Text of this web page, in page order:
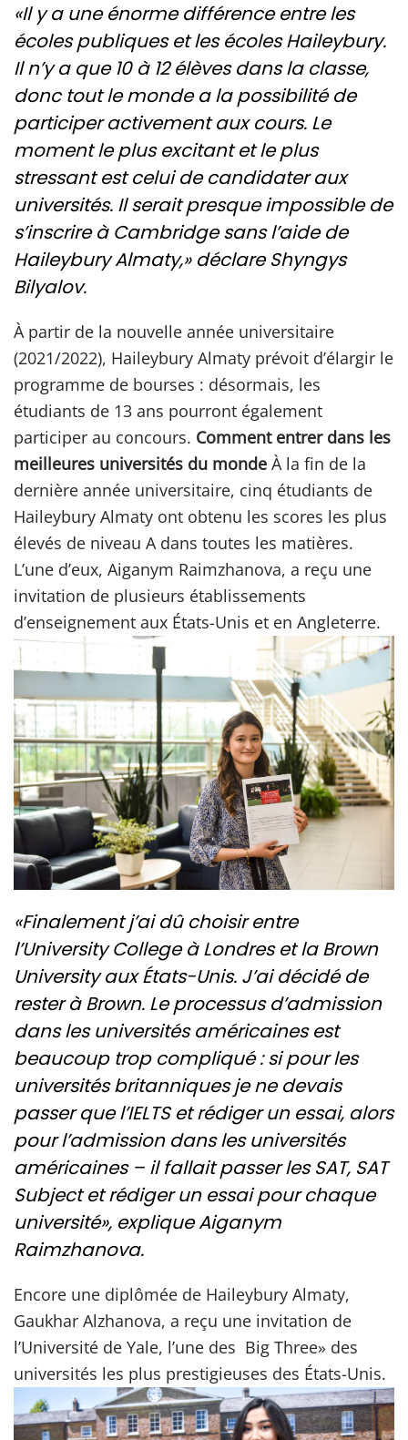
«Il y a une énorme différence entre les
écoles publiques et les écoles Haileybury.
Il n’y a que 10 à 12 élèves dans la classe,
donc tout le monde a la possibilité de
participer activement aux cours. Le
moment le plus excitant et le plus
stressant est celui de candidater aux
universités. Il serait presque impossible de
s’inscrire à Cambridge sans l’aide de
Haileybury Almaty,» déclare Shyngys
Bilyalov.
À partir de la nouvelle année universitaire
(2021/2022), Haileybury Almaty prévoit d’élargir le
programme de bourses : désormais, les
étudiants de 13 ans pourront également
participer au concours. Comment entrer dans les
meilleures universités du monde À la fin de la
dernière année universitaire, cinq étudiants de
Haileybury Almaty ont obtenu les scores les plus
élevés de niveau A dans toutes les matières.
L’une d’eux, Aiganym Raimzhanova, a reçu une
invitation de plusieurs établissements
d’enseignement aux États-Unis et en Angleterre.
«Finalement j’ai dû choisir entre
l’University College à Londres et la Brown
University aux États-Unis. J’ai décidé de
rester à Brown. Le processus d’admission
dans les universités américaines est
beaucoup trop compliqué : si pour les
universités britanniques je ne devais
passer que l’IELTS et rédiger un essai, alors
pour l’admission dans les universités
américaines – il fallait passer les SAT, SAT
Subject et rédiger un essai pour chaque
université», explique Aiganym
Raimzhanova.
Encore une diplômée de Haileybury Almaty,
Gaukhar Alzhanova, a reçu une invitation de
l’Université de Yale, l’une des Big Three» des
universités les plus prestigieuses des États-Unis.